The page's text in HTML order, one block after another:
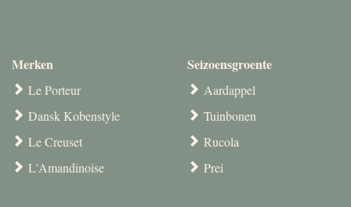
Merken
Le Porteur
Dansk Kobenstyle
Le Creuset
L'Amandinoise
Seizoensgroente
Aardappel
Tuinbonen
Rucola
Prei